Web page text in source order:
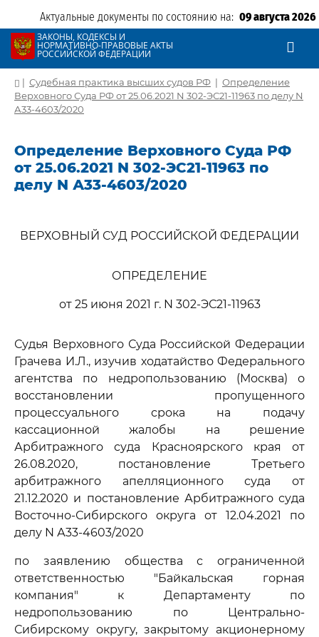
Актуальные документы по состоянию на: 09 августа 2026
ЗАКОНЫ, КОДЕКСЫ И
НОРМАТИВНО-ПРАВОВЫЕ АКТЫ
РОССИЙСКОЙ ФЕДЕРАЦИИ
| Судебная практика высших судов РФ | Определение
Верховного Суда РФ от 25.06.2021 N 302-ЭС21-11963 по делу N
А33-4603/2020
Определение Верховного Суда РФ
от 25.06.2021 N 302-ЭС21-11963 по
делу N А33-4603/2020
ВЕРХОВНЫЙ СУД РОССИЙСКОЙ ФЕДЕРАЦИИ
ОПРЕДЕЛЕНИЕ
от 25 июня 2021 г. N 302-ЭС21-11963
Судья Верховного Суда Российской Федерации
Грачева И.Л., изучив ходатайство Федерального
агентства по недропользованию (Москва) о
восстановлении пропущенного
процессуального срока на подачу
кассационной жалобы на решение
Арбитражного суда Красноярского края от
26.08.2020, постановление Третьего
арбитражного апелляционного суда от
21.12.2020 и постановление Арбитражного суда
Восточно-Сибирского округа от 12.04.2021 по
делу N А33-4603/2020
по заявлению общества с ограниченной
ответственностью "Байкальская горная
компания" к Департаменту по
недропользованию по Центрально-
Сибирскому округу, закрытому акционерному